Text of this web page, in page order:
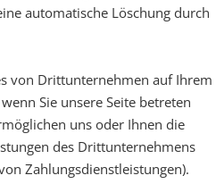
automatische Löschung durch
von Drittunternehmen auf Ihrem
Sie unsere Seite betreten
uns oder Ihnen die
des Drittunternehmens
Zahlungsdienstleistungen).